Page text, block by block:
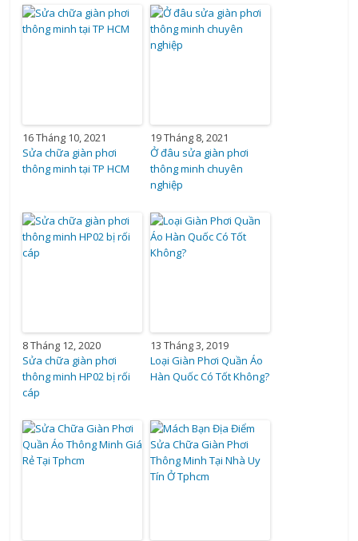
16 Tháng 10, 2021
Sửa chữa giàn phơi
thông minh tại TP HCM
19 Tháng 8, 2021
Ở đâu sửa giàn phơi
thông minh chuyên
nghiệp
8 Tháng 12, 2020
Sửa chữa giàn phơi
thông minh HP02 bị rối
cáp
13 Tháng 3, 2019
Loại Giàn Phơi Quần Áo
Hàn Quốc Có Tốt Không?